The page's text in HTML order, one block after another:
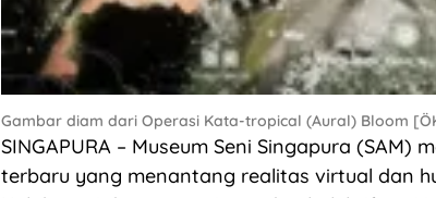
Gambar diam dari Operasi Kata-tropical (Aural) Bloom
SINGAPURA – Museum Seni Singapura
terbaru yang menantang realitas virtual dan